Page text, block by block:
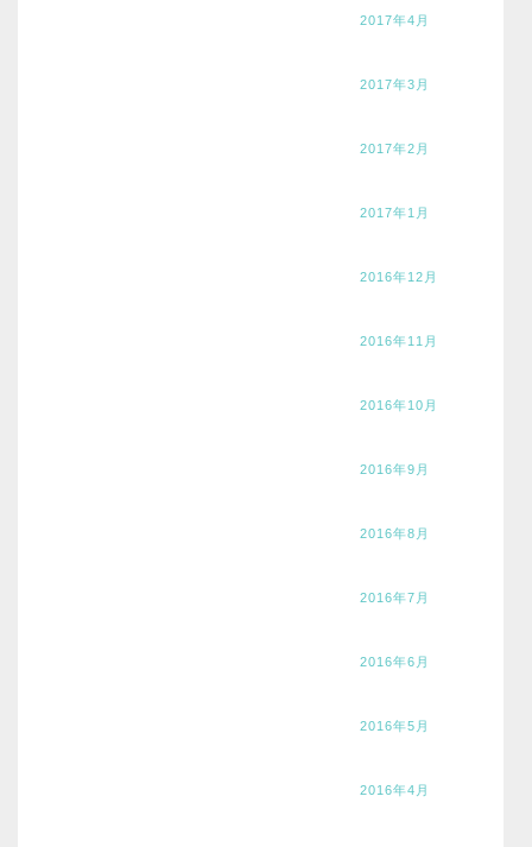
2017年4月
2017年3月
2017年2月
2017年1月
2016年12月
2016年11月
2016年10月
2016年9月
2016年8月
2016年7月
2016年6月
2016年5月
2016年4月